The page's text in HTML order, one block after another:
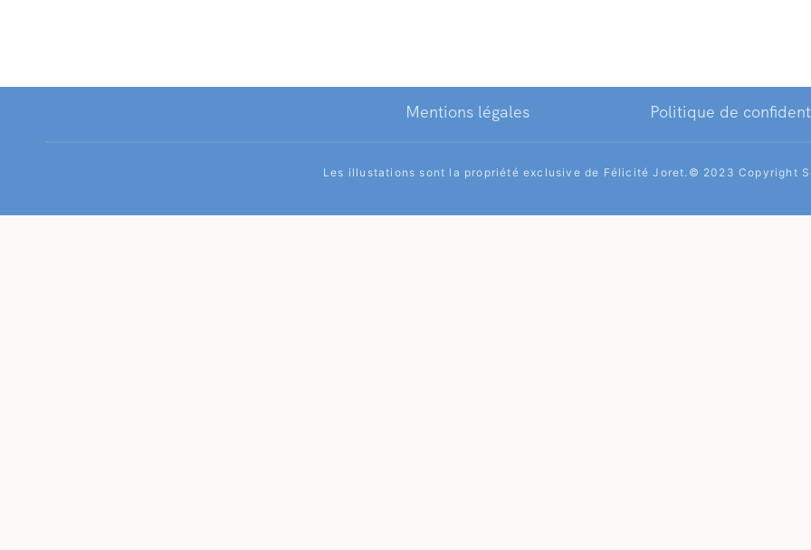
Mentions légales Politique de
Les illustations sont la propriété exclusive de Félicité Joret.© 2023 Copyright